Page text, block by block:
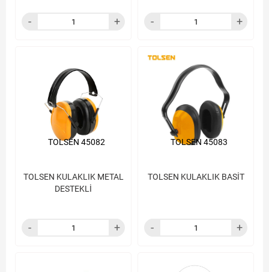
TOLSEN KULAKLIK METAL
DESTEKLİ
TOLSEN 45082
TOLSEN KULAKLIK BASİT
TOLSEN 45083